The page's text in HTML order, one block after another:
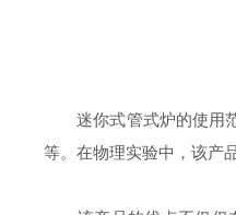
迷你式管式炉的使用范
等。在物理实验中，该产